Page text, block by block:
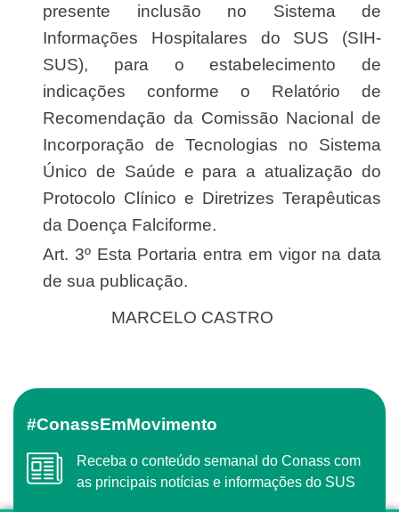
presente inclusão no Sistema de
Informações Hospitalares do SUS (SIH-
SUS), para o estabelecimento de
indicações conforme o Relatório de
Recomendação da Comissão Nacional de
Incorporação de Tecnologias no Sistema
Único de Saúde e para a atualização do
Protocolo Clínico e Diretrizes Terapêuticas
da Doença Falciforme.
Art. 3º Esta Portaria entra em vigor na data
de sua publicação.
MARCELO CASTRO
#ConassEmMovimento
Receba o conteúdo semanal do Conass com
as principais notícias e informações do SUS